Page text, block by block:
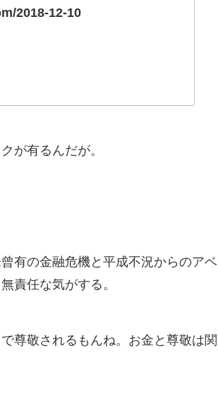
2018-12-10
が有るんだが。
有の金融危機と平成不況からのアベ
責任な気がする。
尊敬されるもんね。お金と尊敬は関